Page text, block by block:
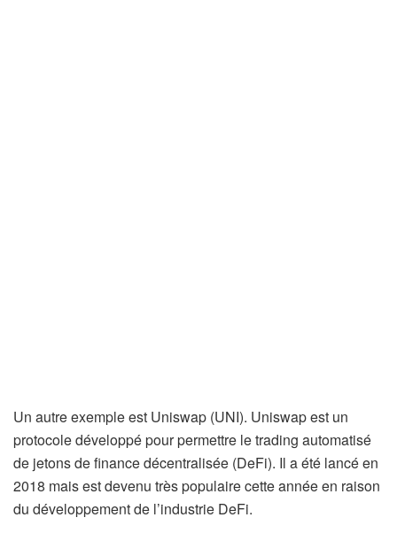
Un autre exemple est Uniswap (UNI). Uniswap est un
protocole développé pour permettre le trading automatisé
de jetons de finance décentralisée (DeFi). Il a été lancé en
2018 mais est devenu très populaire cette année en raison
du développement de l’industrie DeFi.